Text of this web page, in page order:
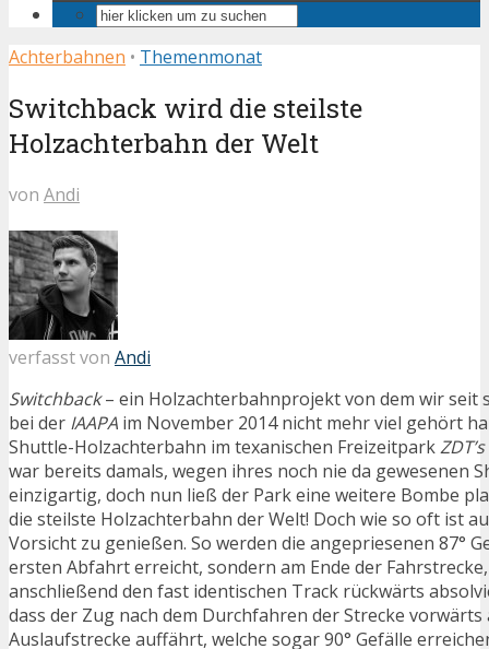
Achterbahnen • Themenmonat
Switchback wird die steilste
Holzachterbahn der Welt
von Andi
verfasst von Andi
Switchback– ein Holzachterbahnprojekt von dem wir seit
bei der IAAPA im November 2014 nicht mehr viel gehört
Shuttle-Holzachterbahn im texanischen Freizeitpark
war bereits damals, wegen ihres noch nie da gewesenen
einzigartig, doch nun ließ der Park eine weitere Bombe
die steilste Holzachterbahn der Welt! Doch wie so oft ist
Vorsicht zu genießen. So werden die angepriesenen 87°
ersten Abfahrt erreicht, sondern am Ende der
anschließend den fast identischen Track rückwärts
dass der Zug nach dem Durchfahren der Strecke vorwärts
Auslaufstrecke auffährt, welche sogar 90° Gefälle